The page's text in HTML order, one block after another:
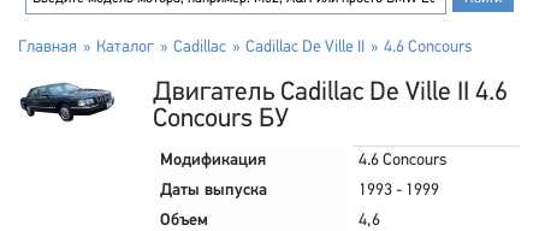
Главная Каталог Cadillac Cadillac De Ville II 4.6 Concours
Двигатель Cadillac De Ville II 4.6
Concours БУ
Модификация
4.6 Concours
Даты выпуска
1993 - 1999
Объем
4,6